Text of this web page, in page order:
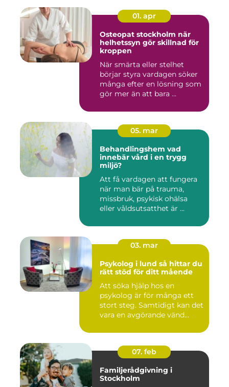
01. apr
Osteopat stockholm när
helhetssyn gör skillnad för
kroppen
När smärta eller stelhet
börjar styra vardagen söker
många efter en lösning som
gör mer än att bara ...
05. mar
Behandlingshem vad
innebär vård i en trygg
miljö?
Att få vardagen att fungera
när man bär på trauma,
missbruk, psykisk ohälsa
eller våldsutsatthet är ...
03. mar
Psykolog i lund så hittar du
rätt stöd för ditt mående
Att söka hjälp hos en
psykolog är för många ett
stort steg. Samtidigt kan det
vara en avgörande vänd...
07. feb
Familjerådgivning i
Stockholm